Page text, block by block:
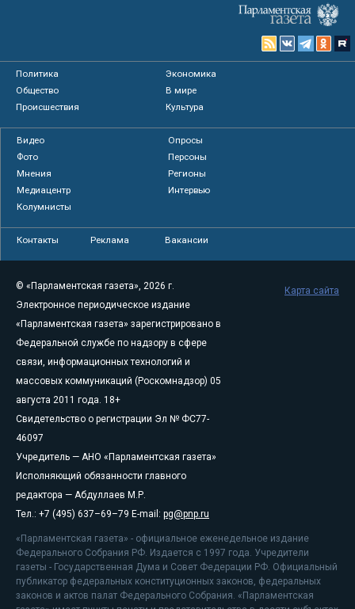
Политика
Экономика
Общество
В мире
Происшествия
Культура
Видео
Опросы
Фото
Персоны
Мнения
Регионы
Медиацентр
Интервью
Колумнисты
Контакты Реклама Вакансии
© «Парламентская газета», 2026 г.
Электронное периодическое издание
«Парламентская газета» зарегистрировано в
Федеральной службе по надзору в сфере
связи, информационных технологий и
массовых коммуникаций (Роскомнадзор) 05
августа 2011 года. 18+
Свидетельство о регистрации Эл № ФС77-
46097
Учредитель — АНО «Парламентская газета»
Исполняющий обязанности главного
редактора — Абдуллаев М.Р.
Тел.: +7 (495) 637–69–79 E-mail: pg@pnp.ru
«Парламентская газета» - официальное еженедельное издание
Федерального Собрания РФ. Издается с 1997 года. Учредители
газеты - Государственная Дума и Совет Федерации РФ. Официальный
публикатор федеральных конституционных законов, федеральных
законов и актов палат Федерального Собрания. «Парламентская
Карта сайта